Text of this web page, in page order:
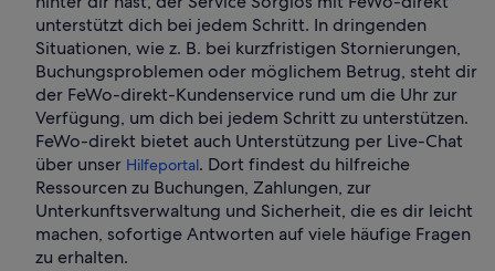
unterstützt dich bei jedem Schritt. In dringenden
Situationen, wie z. B. bei kurzfristigen Stornierungen,
Buchungsproblemen oder möglichem Betrug, steht dir
der FeWo-direkt-Kundenservice rund um die Uhr zur
Verfügung, um dich bei jedem Schritt zu unterstützen.
FeWo-direkt bietet auch Unterstützung per Live-Chat
über unser Hilfeportal. Dort findest du hilfreiche
Ressourcen zu Buchungen, Zahlungen, zur
Unterkunftsverwaltung und Sicherheit, die es dir leicht
machen, sofortige Antworten auf viele häufige Fragen
zu erhalten.